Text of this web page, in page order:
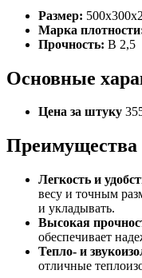
Размер:
Марка
Прочность: B 2,5
Основные
Цена за штуку
Преимущества
Легкость и
весу и точным
и укладывать.
Высокая
обеспечивает
Тепло- и
отличные